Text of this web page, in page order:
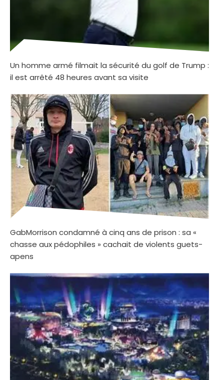
Un homme armé filmait la sécurité du golf de Trump :
il est arrêté 48 heures avant sa visite
GabMorrison condamné à cinq ans de prison : sa «
chasse aux pédophiles » cachait de violents guets-
apens